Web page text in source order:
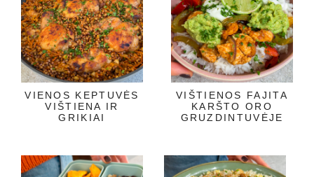
VIENOS KEPTUVĖS
VIŠTIENA IR
GRIKIAI
VIŠTIENOS FAJITA
KARŠTO ORO
GRUZDINTUVĖJE